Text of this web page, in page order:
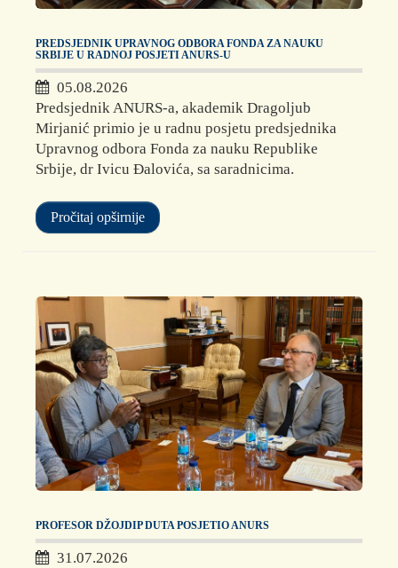
PREDSJEDNIK UPRAVNOG ODBORA FONDA ZA NAUKU
SRBIJE U RADNOJ POSJETI ANURS-U
05.08.2026
Predsjednik ANURS-a, akademik Dragoljub
Mirjanić primio je u radnu posjetu predsjednika
Upravnog odbora Fonda za nauku Republike
Srbije, dr Ivicu Đalovića, sa saradnicima.
Pročitaj opširnije
PROFESOR DŽOJDIP DUTA POSJETIO ANURS
31.07.2026